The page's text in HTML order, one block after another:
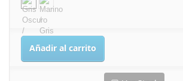
Añadir al carrito